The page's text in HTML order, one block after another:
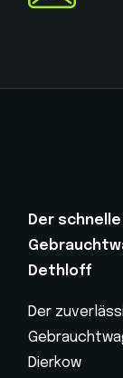
Der
Dethloff
Der
Dierkow